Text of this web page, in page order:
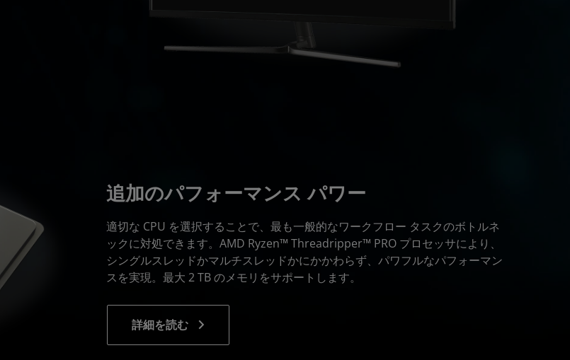
追加のパフォーマンス パワー
適切な CPU を選択することで、最も一般的なワークフロー タスクのボトルネ
ックに対処できます。AMD Ryzen™ Threadripper™ PRO プロセッサにより、
シングルスレッドかマルチスレッドかにかかわらず、パワフルなパフォーマン
スを実現。最大 2 TB のメモリをサポートします。
詳細を読む